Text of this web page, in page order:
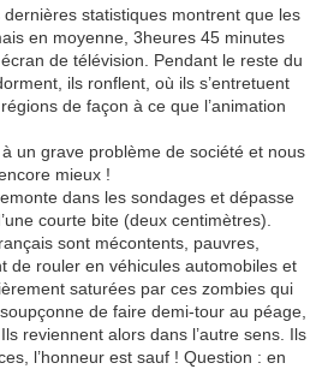
statistiques montrent que les
en moyenne, 3heures 45 minutes
de télévision. Pendant le reste du
ils ronflent, où ils s’entretuent
de façon à ce que l’animation
un grave problème de société et nous
mieux !
dans les sondages et dépasse
courte bite (deux centimètres).
sont mécontents, pauvres,
de rouler en véhicules automobiles et
saturées par ces zombies qui
de faire demi-tour au péage,
reviennent alors dans l’autre sens. Ils
l’honneur est sauf ! Question : en